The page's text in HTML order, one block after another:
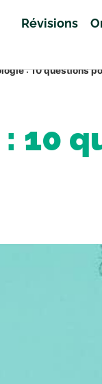
Révisions
: 10 questions
10